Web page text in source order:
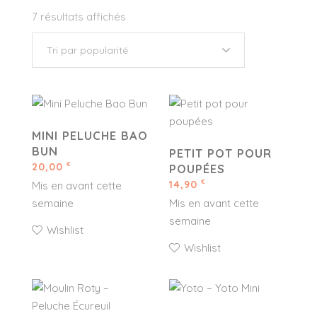
7 résultats affichés
MINI PELUCHE BAO
BUN
20,00 €
Mis en avant cette
semaine
Wishlist
PETIT POT POUR
POUPÉES
14,90 €
Mis en avant cette
semaine
Wishlist